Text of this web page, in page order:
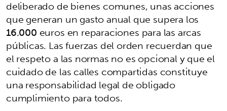
deliberado de bienes comunes, unas acciones
que generan un gasto anual que supera los
16.000 euros en reparaciones para las arcas
públicas. Las fuerzas del orden recuerdan que
el respeto a las normas no es opcional y que el
cuidado de las calles compartidas constituye
una responsabilidad legal de obligado
cumplimiento para todos.